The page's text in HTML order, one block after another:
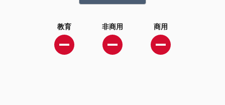
教育 非商用 商用